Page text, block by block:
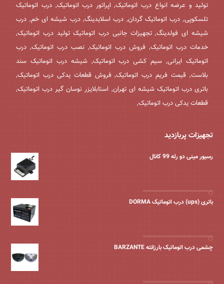
تولید و عرضه انواع درب اتوماتیک, اپراتور درب اتوماتیک, درب اتوماتیک
تلسکوپی, درب اتوماتیک گردان, درب اسلایدینگ, درب شیشه ای خم, درب
شیشه ای فولدینگ, تجهیزات جانبی درب اتوماتیک تولید درب اتوماتیک,
خدمات درب اتوماتیک, فروش درب اتوماتیک, نصب درب اتوماتیک, درب
اتوماتیک ایرانی, سیم کشی درب اتوماتیک, شیشه درب اتوماتیک سند
بلاست, قیمت فریم درب اتوماتیک, فروش قطعات یدکی درب اتوماتیک,
باتری درب اتوماتیک شیشه ای تهران, استابلایزر نوسان گیر درب اتوماتیک,
قطعات یدکی درب اتوماتیک,
تجهیزات پربازدید
رسیور مینی دو رله 99 کانال
باتری (ups) درب اتوماتیک DORMA
چشمی درب اتوماتیک بارزانته BARZANTE